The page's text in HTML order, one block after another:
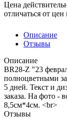
Цена
отличаться от
Описание
Отзывы
Описание
BR28-Z "23
полноцветными
5 дней. Текст и
заказа. На фото -
8,5см*4см. <br>
Отзывы